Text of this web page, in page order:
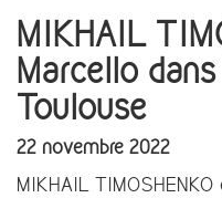
MIKHAIL
Marcello
Toulouse
22 novembre 2022
MIKHAIL